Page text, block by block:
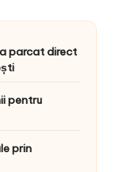
parcat direct
pentru
prin